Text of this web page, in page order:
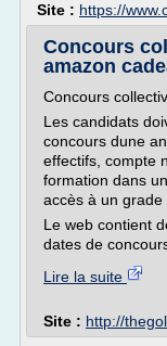
Site : https://
Concours
amazon
Concours
Les candidats
concours dune
effectifs, compte
formation dans
accès à un grade
Le web contient
dates de
Lire la suite
Site : http://